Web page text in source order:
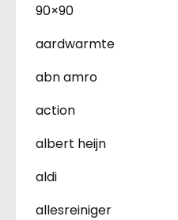
90×90
aardwarmte
abn amro
action
albert heijn
aldi
allesreiniger